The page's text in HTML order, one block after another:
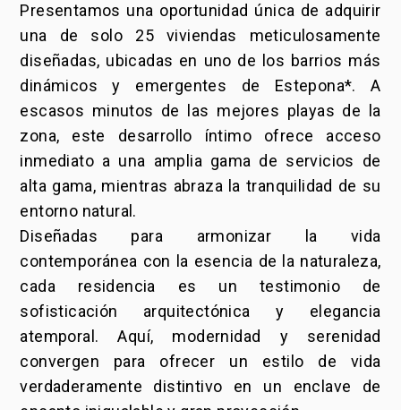
Presentamos una oportunidad única de adquirir
una de solo 25 viviendas meticulosamente
diseñadas, ubicadas en uno de los barrios más
dinámicos y emergentes de Estepona*. A
escasos minutos de las mejores playas de la
zona, este desarrollo íntimo ofrece acceso
inmediato a una amplia gama de servicios de
alta gama, mientras abraza la tranquilidad de su
entorno natural.
Diseñadas para armonizar la vida
contemporánea con la esencia de la naturaleza,
cada residencia es un testimonio de
sofisticación arquitectónica y elegancia
atemporal. Aquí, modernidad y serenidad
convergen para ofrecer un estilo de vida
verdaderamente distintivo en un enclave de